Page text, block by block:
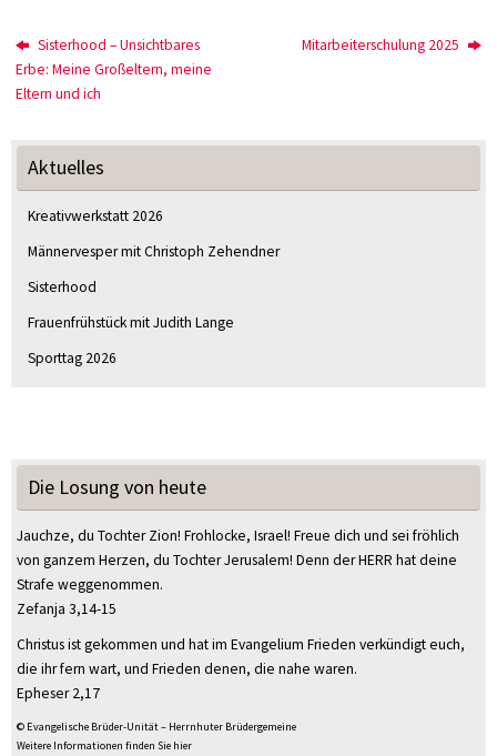
Sisterhood – Unsichtbares
Erbe: Meine Großeltern, meine
Eltern und ich
Mitarbeiterschulung 2025
Aktuelles
Kreativwerkstatt 2026
Männervesper mit Christoph Zehendner
Sisterhood
Frauenfrühstück mit Judith Lange
Sporttag 2026
Die Losung von heute
Jauchze, du Tochter Zion! Frohlocke, Israel! Freue dich und sei fröhlich
von ganzem Herzen, du Tochter Jerusalem! Denn der HERR hat deine
Strafe weggenommen.
Zefanja 3,14-15
Christus ist gekommen und hat im Evangelium Frieden verkündigt euch,
die ihr fern wart, und Frieden denen, die nahe waren.
Epheser 2,17
© Evangelische Brüder-Unität – Herrnhuter Brüdergemeine
Weitere Informationen finden Sie hier